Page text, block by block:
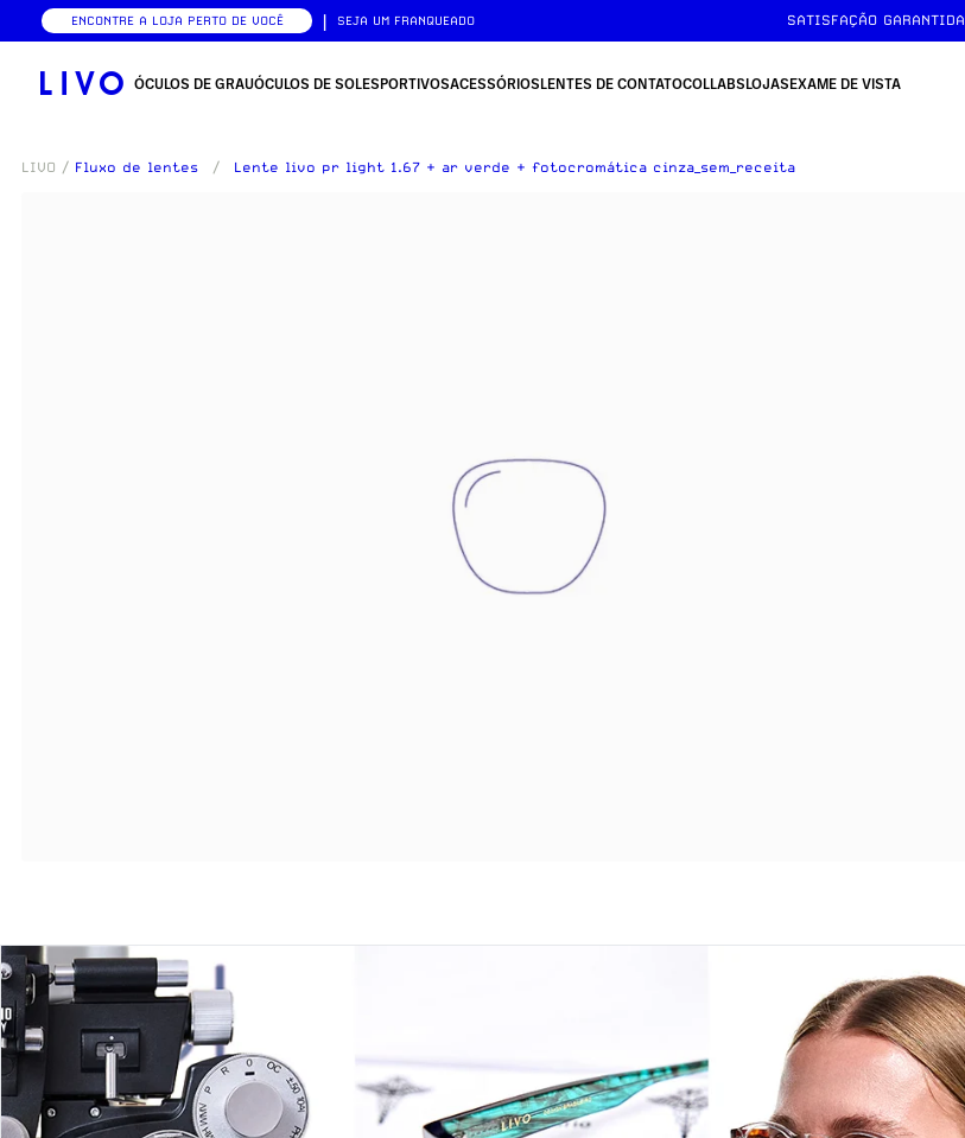
ENCONTRE A LOJA PERTO DE VOCÊ | SEJA UM FRANQUEADO SATISFAÇÃO GARANTIDA
ÓCULOS DE GRAUÓCULOS DE SOLESPORTIVOSACESSÓRIOSLENTES DE CONTATOCOLLABSLOJASEXAME DE VISTA
LIVO / Fluxo de lentes / Lente livo pr light 1.67 + ar verde + fotocromática cinza_sem_receita